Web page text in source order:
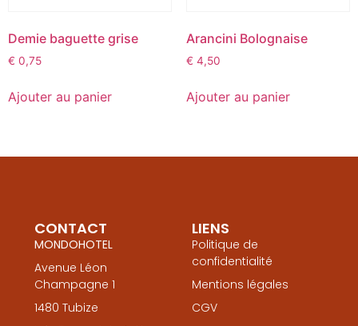
Demie baguette grise
€ 0,75
Ajouter au panier
Arancini Bolognaise
€ 4,50
Ajouter au panier
CONTACT
MONDOHOTEL
Avenue Léon
Champagne 1
1480 Tubize
LIENS
Politique de
confidentialité
Mentions légales
CGV